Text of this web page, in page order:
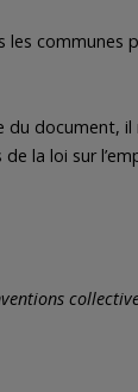
communes
du document,
de la loi sur